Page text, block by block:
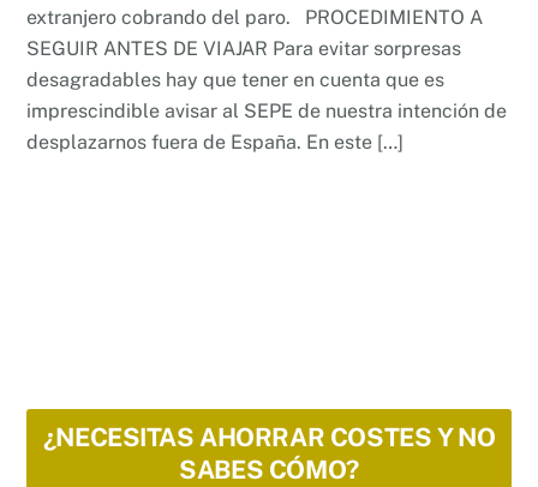
extranjero cobrando del paro. PROCEDIMIENTO A
SEGUIR ANTES DE VIAJAR Para evitar sorpresas
desagradables hay que tener en cuenta que es
imprescindible avisar al SEPE de nuestra intención de
desplazarnos fuera de España. En este […]
¿NECESITAS AHORRAR COSTES Y NO
SABES CÓMO?